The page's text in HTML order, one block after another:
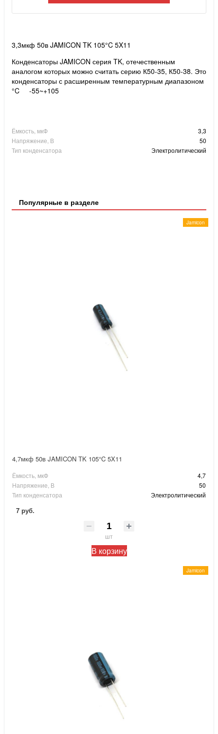
3,3мкф 50в JAMICON TK 105°C 5X11
Конденсаторы JAMICON серия TK, отечественным
аналогом которых можно считать серию К50-35, К50-38. Это
конденсаторы с расширенным температурным диапазоном
°C -55~+105
Ёмкость, мкФ
3,3
Напряжение, В
50
Тип конденсатора
Электролитический
Популярные в разделе
Jamicon
4,7мкф 50в JAMICON TK 105°C 5X11
Ёмкость, мкФ
4,7
Напряжение, В
50
Тип конденсатора
Электролитический
7 руб.
шт
В корзину
Jamicon